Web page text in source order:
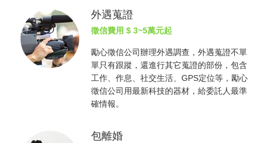
外遇蒐證
徵信費用 $ 3~5萬元起
勵心徵信公司辦理外遇調查，外遇蒐證不單
單只有跟蹤，還進行其它蒐證的部份，包含
工作、作息、社交生活、GPS定位等，勵心
徵信公司 用最新科技的器材，給委託人最準
確情報。
包離婚